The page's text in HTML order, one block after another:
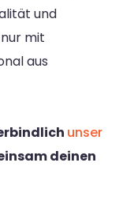
und
mit
aus
unser
deinen